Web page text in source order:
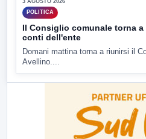
POLITICA
Il Consiglio comunale torna
conti dell'ente
Domani mattina torna a riunirsi il
Avellino....